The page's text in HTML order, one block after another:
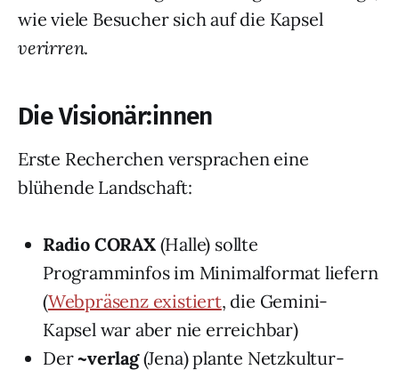
wie viele Besucher sich auf die Kapsel
verirren.
Die Visionär:innen
Erste Recherchen versprachen eine
blühende Landschaft:
Radio CORAX(Halle) sollte
Programminfos im Minimalformat liefern
(Webpräsenz existiert, die Gemini-
Kapsel war aber nie erreichbar)
Der~verlag(Jena) plante Netzkultur-